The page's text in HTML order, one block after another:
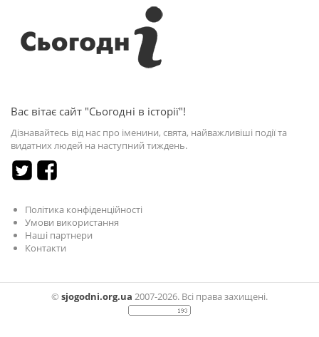
Вас вітає сайт "Сьогодні в історії"!
Дізнавайтесь від нас про іменини, свята, найважливіші події та
видатних людей на наступний тиждень.
Політика конфіденційності
Умови використання
Наші партнери
Контакти
© sjogodni.org.ua 2007-2026. Всі права захищені.